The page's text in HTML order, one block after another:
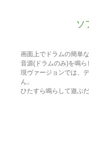
ソ
画面上でドラムの簡単
音源(ドラムのみ)を鳴ら
現ヴァージョンでは、
ん。
ひたすら鳴らして遊ぶだ